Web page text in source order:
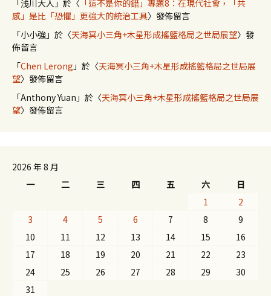
「 浅川大人 」於〈 「這不是你的錯」專題8：在現代社會，「共
感」是比「恐懼」更強大的統治工具〉發佈留言
「小小強 」於〈天海冥小三角+木星形成搖籃格局之世局展望〉發
佈留言
「Chen Lerong 」於〈天海冥小三角+木星形成搖籃格局之世局展
望〉發佈留言
「Anthony Yuan 」於〈天海冥小三角+木星形成搖籃格局之世局展
望〉發佈留言
2026 年 8 月
一
二 三 四 五 六
日
1
2
3
4 5 6 7 8
9
10
11 12 13 14 15
16
17
18 19 20 21 22
23
24
25 26 27 28 29
30
31